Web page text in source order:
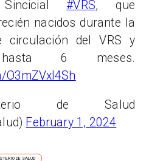
Sincicial#VRS, que
nacidos durante la
circulación del VRS y
hasta 6 meses.
de Salud
February 1, 2024
DE SALUD